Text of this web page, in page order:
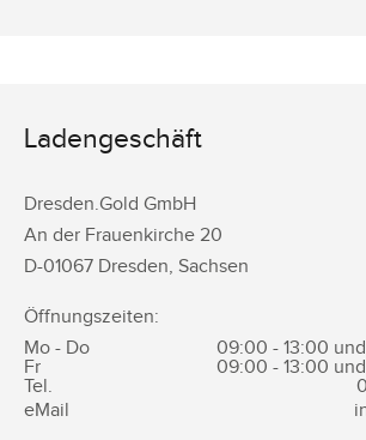
Ladengeschäft
Dresden.Gold GmbH
An der Frauenkirche 20
D-01067 Dresden, Sachsen
Öffnungszeiten:
Mo - Do
09:00 - 13:00
Fr
09:00 - 13:00
Tel.
eMail